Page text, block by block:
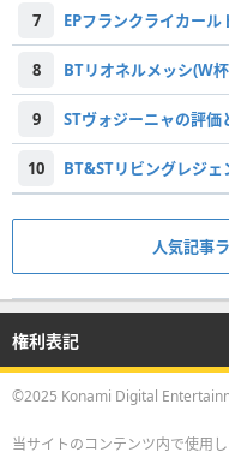
7
8 BTリオネルメッシ(W
9 STヴォジーニャの評
10 BT&STリビングレジ
人気記事
権利表記
©2025 Konami Digital
当サイトのコンテンツ内で使用